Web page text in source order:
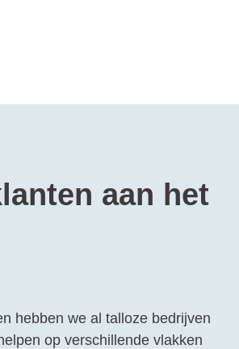
aan het
hebben we al talloze bedrijven
op verschillende vlakken